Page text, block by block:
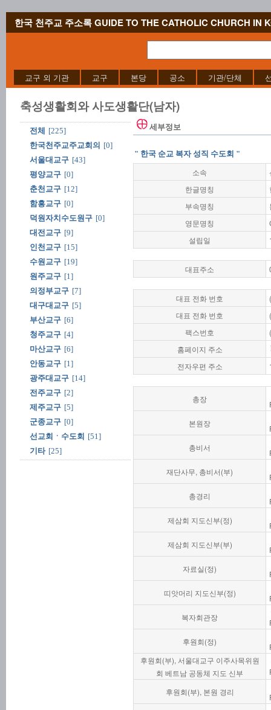
한국 천주교 주소록 GUIDE TO THE CATHOLIC CHURCH IN
교구 외 기관 교구 본당 공소 기관/단체
축성생활회와 사도생활단(남자)
전체
[225]
한국천주교주교회의 [0]
서울대교구 [43]
평양교구 [0]
춘천교구 [12]
함흥교구 [0]
덕원자치수도원구 [0]
대전교구 [9]
인천교구 [15]
수원교구 [19]
원주교구 [1]
의정부교구 [7]
대구대교구 [5]
부산교구 [6]
청주교구 [4]
마산교구 [6]
안동교구 [1]
광주대교구 [14]
전주교구 [2]
제주교구 [5]
군종교구 [0]
선교회ㆍ수도회 [51]
기타 [25]
세부정보
" 한국 순교 복자 성직 수도회 "
소속
한글명칭
부속명칭
영문명칭
설립일
대표주소
대표 전화 번호
대표 전화 번호
팩스번호
홈페이지 주소
전자우편 주소
총장
본원장
총비서
재단사무, 총비서(부)
총경리
제삼회 지도신부(정)
제삼회 지도신부(부)
자료실(정)
띠앗머리 지도신부(정)
복자회관장
후원회(정)
후원회(부), 서울대교구 이주사목위원
회 베트남 공동체 지도 신부
후원회(부), 본원 경리